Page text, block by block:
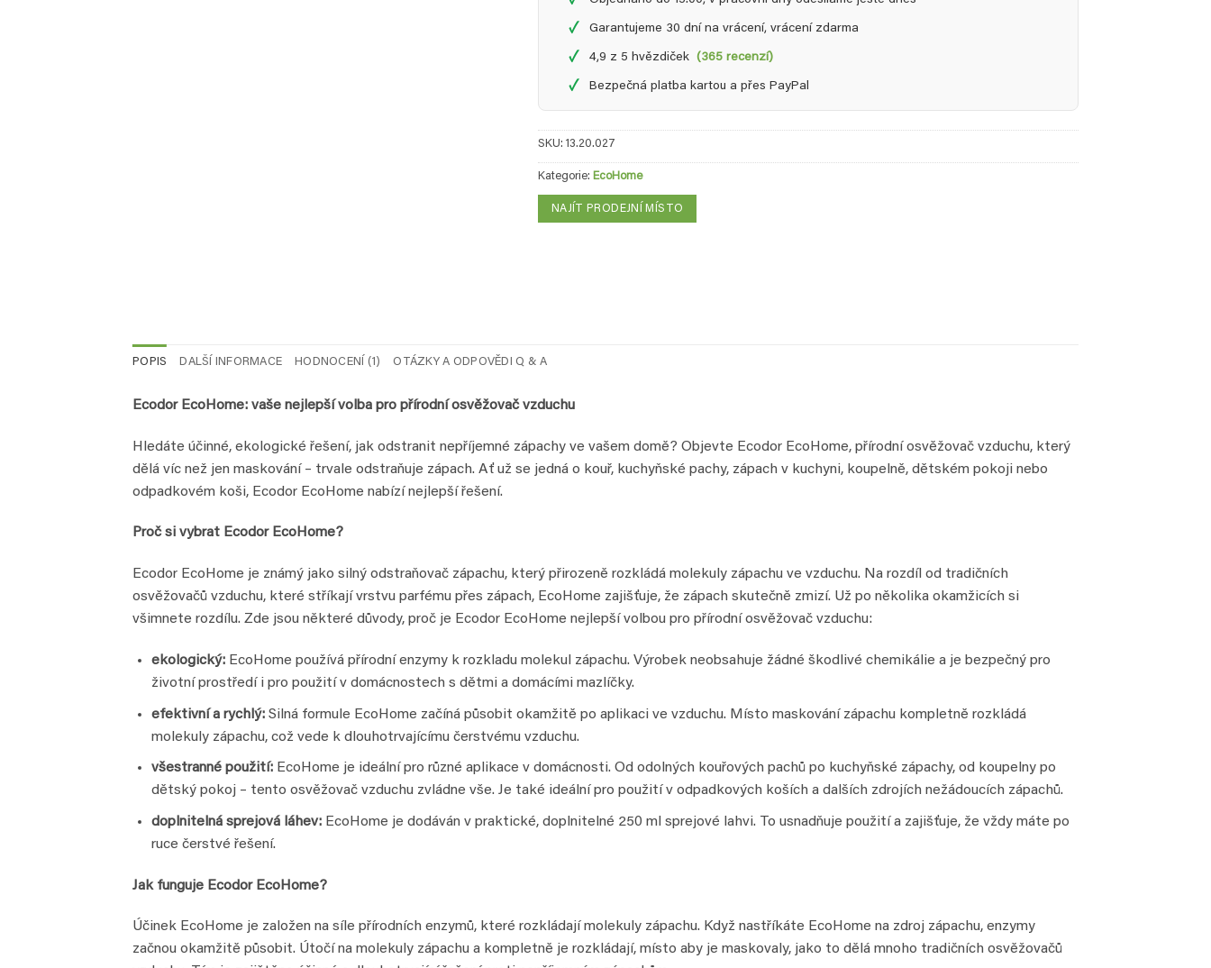
✓ Garantujeme 30 dní na vrácení, vrácení zdarma
✓ 4,9 z 5 hvězdiček(365 recenzí)
✓ Bezpečná platba kartou a přes PayPal
SKU: 13.20.027
Kategorie: EcoHome
NAJÍT PRODEJNÍ MÍSTO
POPIS DALŠÍ INFORMACE HODNOCENÍ (1) OTÁZKY A ODPOVĚDI Q & A
Ecodor EcoHome: vaše nejlepší volba pro přírodní osvěžovač vzduchu
Hledáte účinné, ekologické řešení, jak odstranit nepříjemné zápachy ve vašem domě? Objevte Ecodor EcoHome, přírodní osvěžovač vzduchu, který
dělá víc než jen maskování – trvale odstraňuje zápach. Ať už se jedná o kouř, kuchyňské pachy, zápach v kuchyni, koupelně, dětském pokoji nebo
odpadkovém koši, Ecodor EcoHome nabízí nejlepší řešení.
Proč si vybrat Ecodor EcoHome?
Ecodor EcoHome je známý jako silný odstraňovač zápachu, který přirozeně rozkládá molekuly zápachu ve vzduchu. Na rozdíl od tradičních
osvěžovačů vzduchu, které stříkají vrstvu parfému přes zápach, EcoHome zajišťuje, že zápach skutečně zmizí. Už po několika okamžicích si
všimnete rozdílu. Zde jsou některé důvody, proč je Ecodor EcoHome nejlepší volbou pro přírodní osvěžovač vzduchu:
ekologický:EcoHome používá přírodní enzymy k rozkladu molekul zápachu. Výrobek neobsahuje žádné škodlivé chemikálie a je bezpečný pro
životní prostředí i pro použití v domácnostech s dětmi a domácími mazlíčky.
efektivní a rychlý:Silná formule EcoHome začíná působit okamžitě po aplikaci ve vzduchu. Místo maskování zápachu kompletně rozkládá
molekuly zápachu, což vede k dlouhotrvajícímu čerstvému vzduchu.
všestranné použití:EcoHome je ideální pro různé aplikace v domácnosti. Od odolných kouřových pachů po kuchyňské zápachy, od koupelny po
dětský pokoj – tento osvěžovač vzduchu zvládne vše. Je také ideální pro použití v odpadkových koších a dalších zdrojích nežádoucích zápachů.
doplnitelná sprejová láhev:EcoHome je dodáván v praktické, doplnitelné 250 ml sprejové lahvi. To usnadňuje použití a zajišťuje, že vždy máte po
ruce čerstvé řešení.
Jak funguje Ecodor EcoHome?
Účinek EcoHome je založen na síle přírodních enzymů, které rozkládají molekuly zápachu. Když nastříkáte EcoHome na zdroj zápachu, enzymy
začnou okamžitě působit. Útočí na molekuly zápachu a kompletně je rozkládají, místo aby je maskovaly, jako to dělá mnoho tradičních osvěžovačů